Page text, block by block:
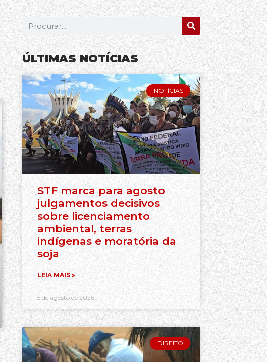
ÚLTIMAS NOTÍCIAS
NOTÍCIAS
STF marca para agosto
julgamentos decisivos
sobre licenciamento
ambiental, terras
indígenas e moratória da
soja
LEIA MAIS »
5 de agosto de 2026
DIREITO